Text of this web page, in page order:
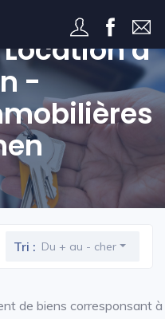
à
-
Tri : Du + au - cher
de biens corresponsant à